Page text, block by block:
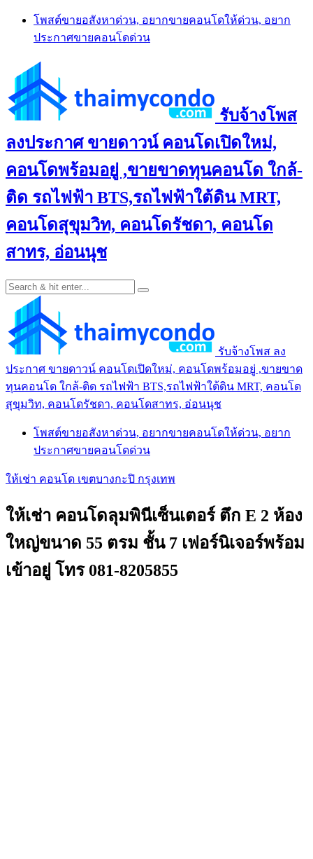
Skip
content
โพสต์ขายอสังหาด่วน, อยากขายคอนโดให้ด่วน, อยาก
ประกาศขายคอนโดด่วน
รับจ้างโพส
ลงประกาศ ขายดาวน์ คอนโดเปิดใหม่,
คอนโดพร้อมอยู่ ,ขายขาดทุนคอนโด ใกล้-
ติด รถไฟฟ้า BTS,รถไฟฟ้าใต้ดิน MRT,
คอนโดสุขุมวิท, คอนโดรัชดา, คอนโด
สาทร, อ่อนนุช
รับจ้างโพส ลง
ประกาศ ขายดาวน์ คอนโดเปิดใหม่, คอนโดพร้อมอยู่ ,ขายขาด
ทุนคอนโด ใกล้-ติด รถไฟฟ้า BTS,รถไฟฟ้าใต้ดิน MRT, คอนโด
สุขุมวิท, คอนโดรัชดา, คอนโดสาทร, อ่อนนุช
โพสต์ขายอสังหาด่วน, อยากขายคอนโดให้ด่วน, อยาก
ประกาศขายคอนโดด่วน
ให้เช่า คอนโด เขตบางกะปิ กรุงเทพ
ให้เช่า คอนโดลุมพินีเซ็นเตอร์ ตึก E 2 ห้อง
ใหญ่ขนาด 55 ตรม ชั้น 7 เฟอร์นิเจอร์พร้อม
เข้าอยู่ โทร 081-8205855